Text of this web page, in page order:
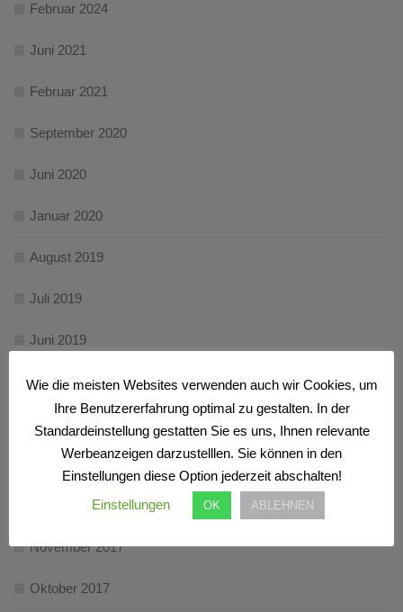
Februar 2024
Juni 2021
Februar 2021
September 2020
Juni 2020
Januar 2020
August 2019
Juli 2019
Juni 2019
März 2018
Februar 2018
Dezember 2017
November 2017
Oktober 2017
Wie die meisten Websites verwenden auch wir Cookies, um
Ihre Benutzererfahrung optimal zu gestalten. In der
Standardeinstellung gestatten Sie es uns, Ihnen relevante
Werbeanzeigen darzustelllen. Sie können in den
Einstellungen diese Option jederzeit abschalten!
Einstellungen
OK ABLEHNEN